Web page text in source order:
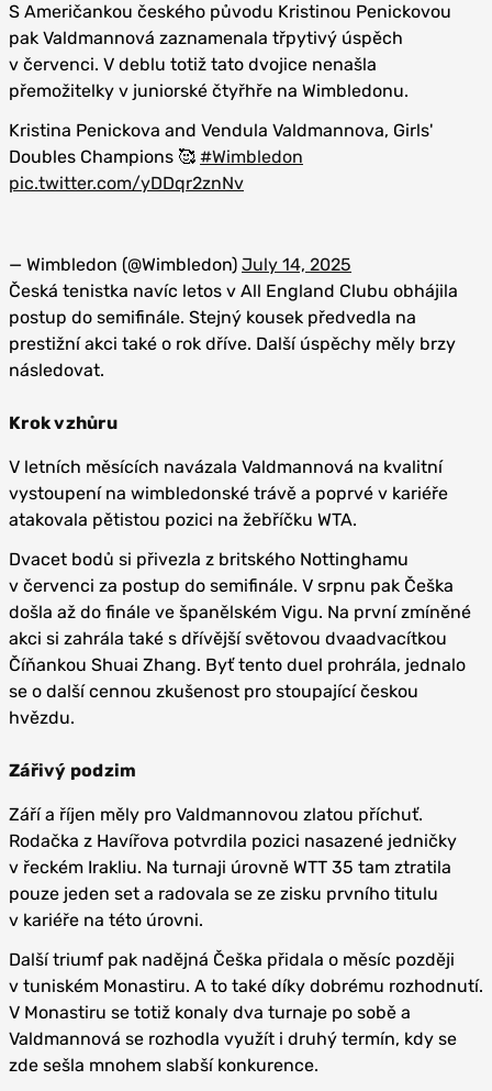
S Američankou českého původu Kristinou Penickovou
pak Valdmannová zaznamenala třpytivý úspěch
v červenci. V deblu totiž tato dvojice nenašla
přemožitelky v juniorské čtyřhře na Wimbledonu.
Kristina Penickova and Vendula Valdmannova, Girls'
Doubles Champions 🥰 #Wimbledon
pic.twitter.com/yDDqr2znNv
— Wimbledon (@Wimbledon) July 14, 2025
Česká tenistka navíc letos v All England Clubu obhájila
postup do semifinále. Stejný kousek předvedla na
prestižní akci také o rok dříve. Další úspěchy měly brzy
následovat.
Krok vzhůru
V letních měsících navázala Valdmannová na kvalitní
vystoupení na wimbledonské trávě a poprvé v kariéře
atakovala pětistou pozici na žebříčku WTA.
Dvacet bodů si přivezla z britského Nottinghamu
v červenci za postup do semifinále. V srpnu pak Češka
došla až do finále ve španělském Vigu. Na první zmíněné
akci si zahrála také s dřívější světovou dvaadvacítkou
Číňankou Shuai Zhang. Byť tento duel prohrála, jednalo
se o další cennou zkušenost pro stoupající českou
hvězdu.
Zářivý podzim
Září a říjen měly pro Valdmannovou zlatou příchuť.
Rodačka z Havířova potvrdila pozici nasazené jedničky
v řeckém Irakliu. Na turnaji úrovně WTT 35 tam ztratila
pouze jeden set a radovala se ze zisku prvního titulu
v kariéře na této úrovni.
Další triumf pak nadějná Češka přidala o měsíc později
v tuniském Monastiru. A to také díky dobrému rozhodnutí.
V Monastiru se totiž konaly dva turnaje po sobě a
Valdmannová se rozhodla využít i druhý termín, kdy se
zde sešla mnohem slabší konkurence.